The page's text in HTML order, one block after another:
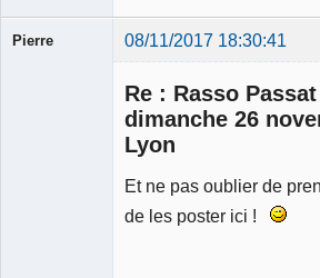
Pierre 08/11/2017 18:30:41
Re : Rasso Passat
dimanche 26
Lyon
Et ne pas oublier de
de les poster ici !